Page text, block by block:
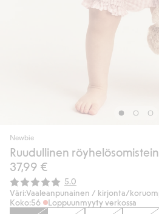
Newbie
Ruudullinen
37,99 €
Keskimääräinen
5.0
Väri:Vaaleanpunainen / kirjonta/
Koko:56 Loppuunmyyty verkossa